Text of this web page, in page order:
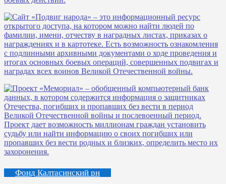
Фонд Калтасинский рн